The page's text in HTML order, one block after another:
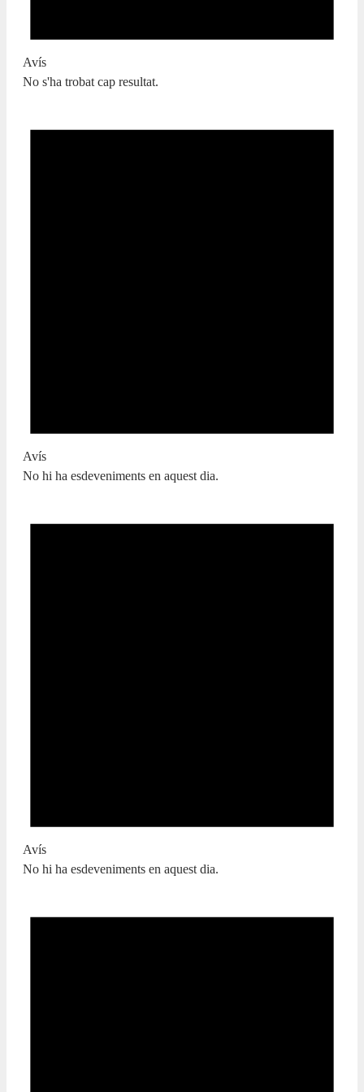
Avís
No s'ha trobat cap resultat.
Avís
No hi ha esdeveniments en aquest dia.
Avís
No hi ha esdeveniments en aquest dia.